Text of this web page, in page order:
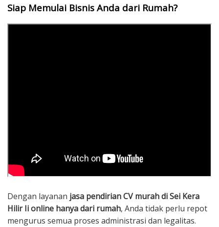
Siap Memulai Bisnis Anda dari Rumah?
Dengan layanan jasa pendirian CV murah di Sei Kera
Hilir Ii online hanya dari rumah, Anda tidak perlu repot
mengurus semua proses administrasi dan legalitas.